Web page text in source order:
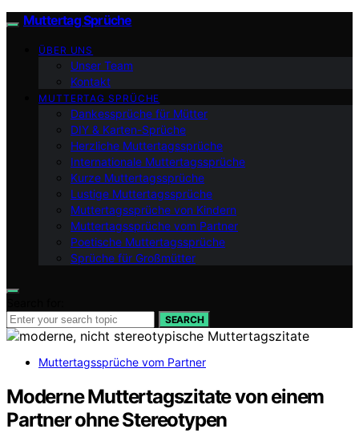
Muttertag Sprüche
ÜBER UNS
Unser Team
Kontakt
MUTTERTAG SPRÜCHE
Dankessprüche für Mütter
DIY & Karten-Sprüche
Herzliche Muttertagssprüche
Internationale Muttertagssprüche
Kurze Muttertagssprüche
Lustige Muttertagssprüche
Muttertagssprüche von Kindern
Muttertagssprüche vom Partner
Poetische Muttertagssprüche
Sprüche für Großmütter
SEARCH
Muttertagssprüche vom Partner
Moderne Muttertagszitate von einem
Partner ohne Stereotypen